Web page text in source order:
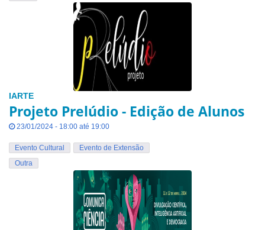
IARTE
Projeto Prelúdio - Edição de Alunos
23/01/2024 - 18:00 até 19:00
Evento Cultural
Evento de Extensão
Outra